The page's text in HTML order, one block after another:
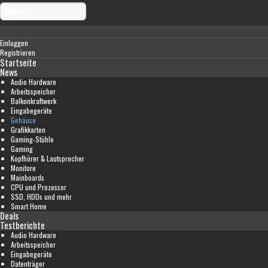
Einloggen
Registrieren
Startseite
News
Audio Hardware
Arbeitsspeicher
Balkonkraftwerk
Eingabegeräte
Gehäuse
Grafikkarten
Gaming-Stühle
Gaming
Kopfhörer & Lautsprecher
Monitore
Mainboards
CPU und Prozessor
SSD, HDDs und mehr
Smart Home
Deals
Testberichte
Audio Hardware
Arbeitsspeicher
Eingabegeräte
Datenträger